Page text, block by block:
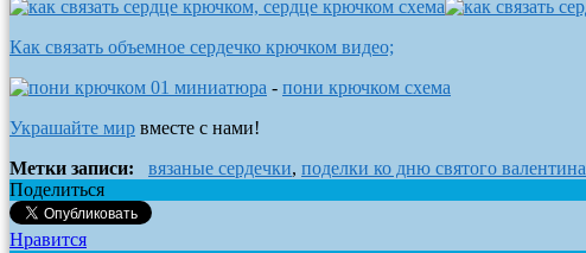
Как связать объемное сердечко крючком видео;
- пони крючком схема
Украшайте мир вместе с нами!
Метки записи:
вязаные сердечки, поделки ко дню святого валентина
Поделиться
Нравится